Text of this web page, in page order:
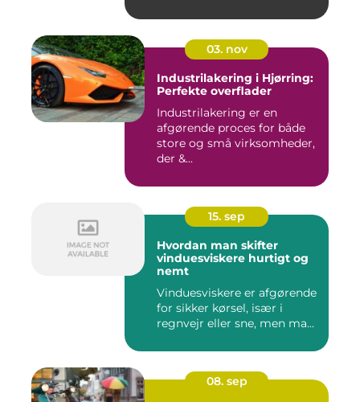
03. nov
Industrilakering i Hjørring:
Perfekte overflader
Industrilakering er en
afgørende proces for både
store og små virksomheder,
der &...
15. sep
Hvordan man skifter
vinduesviskere hurtigt og
nemt
Vinduesviskere er afgørende
for sikker kørsel, især i
regnvejr eller sne, men ma...
08. sep